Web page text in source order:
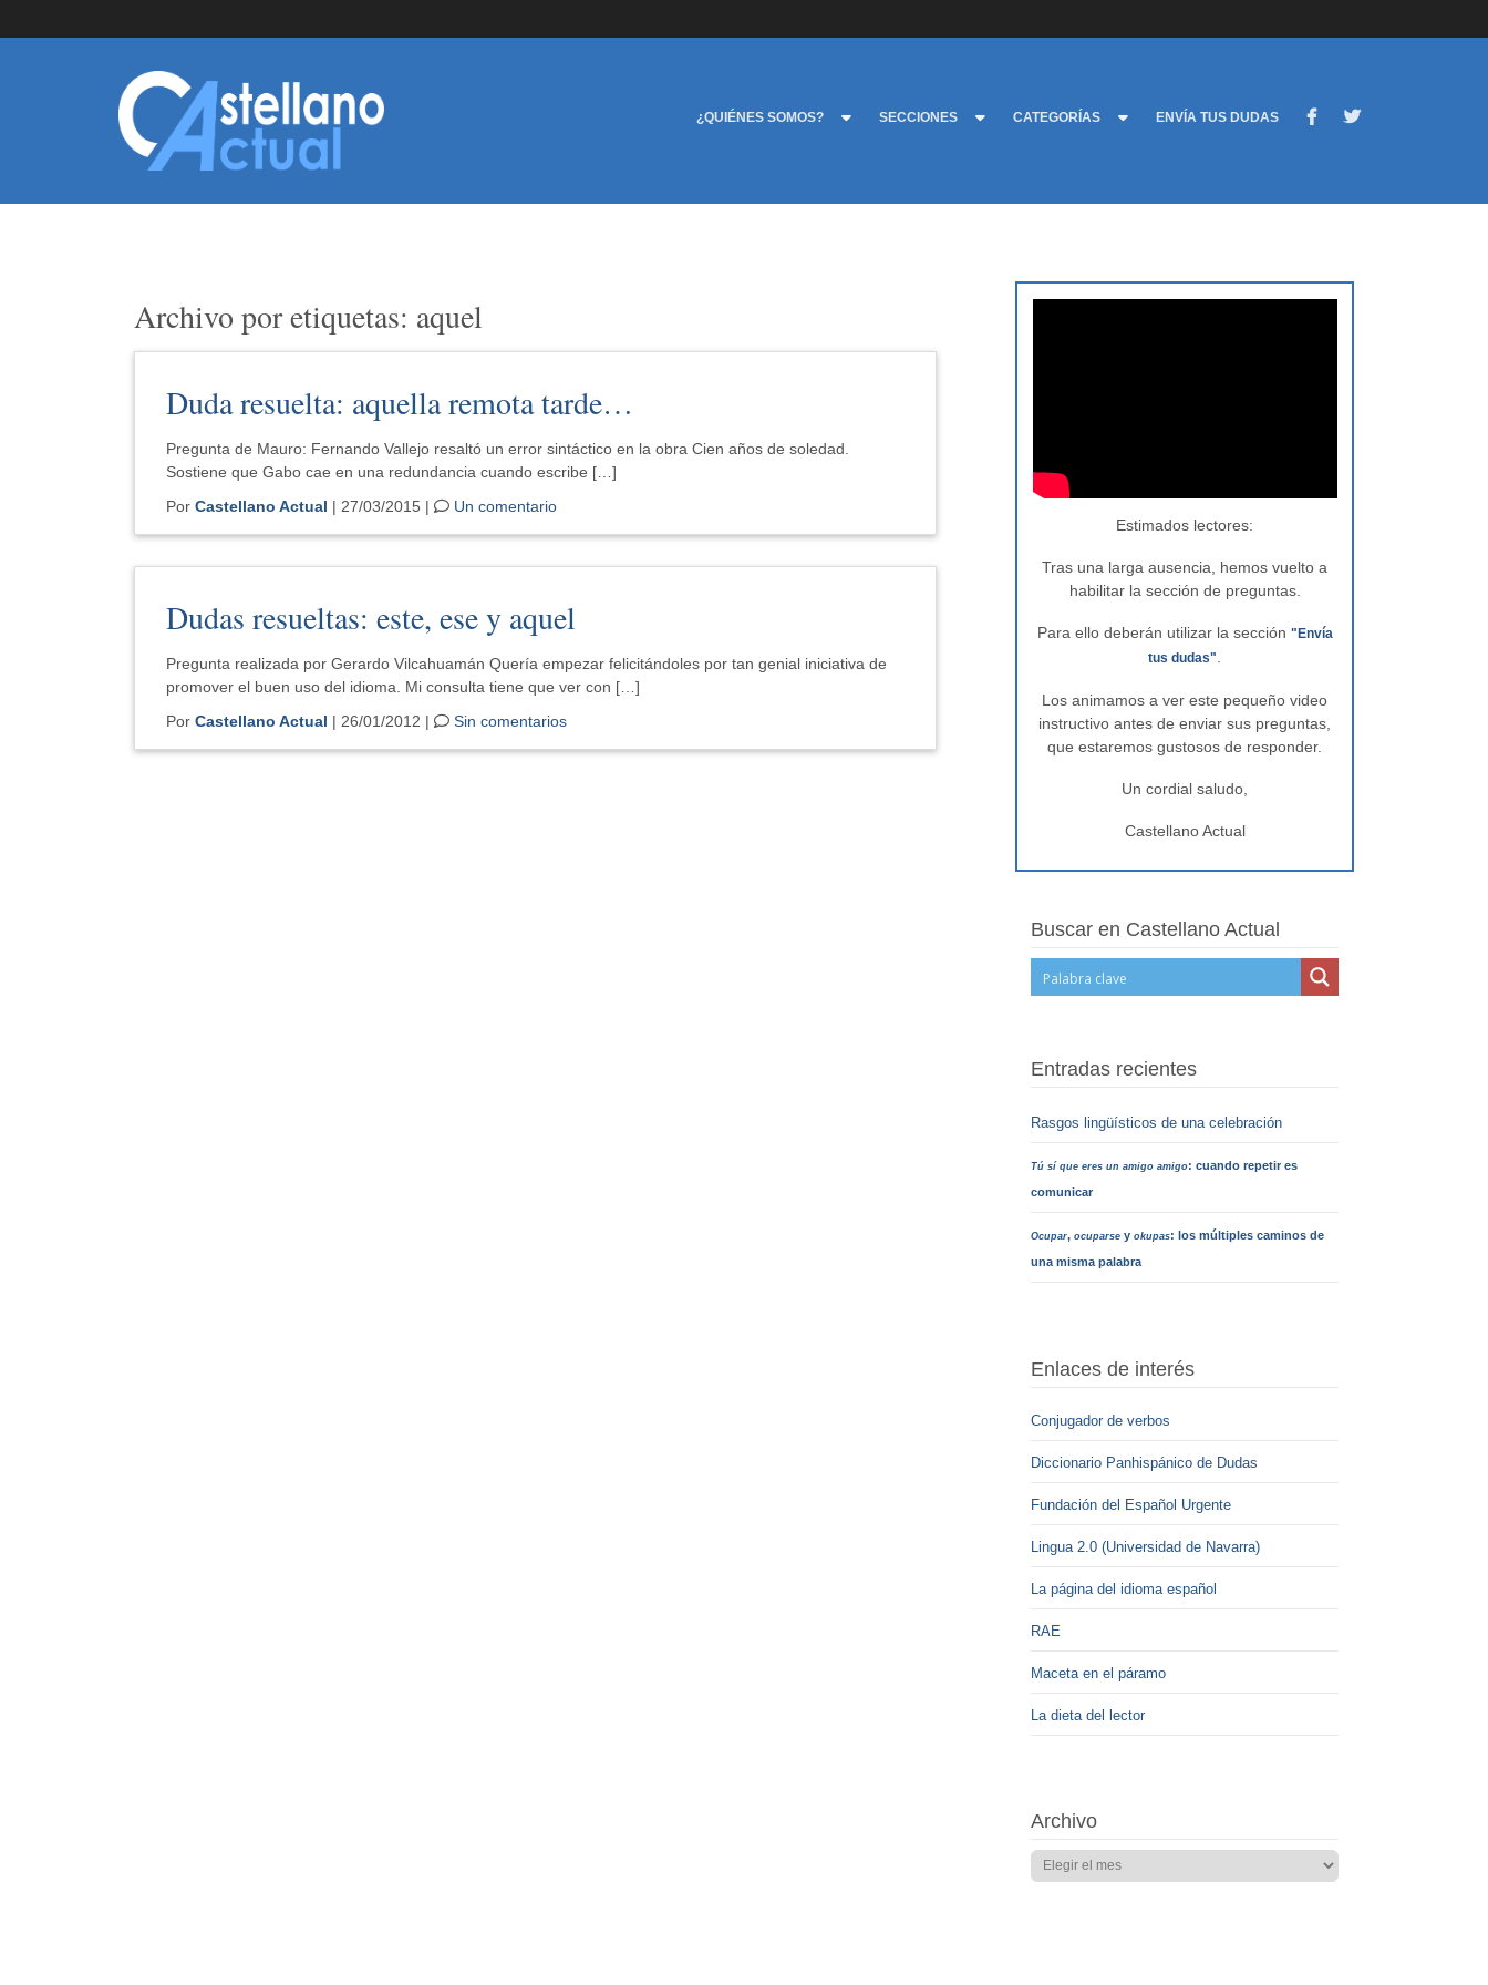
¿QUIÉNES SOMOS? SECCIONES CATEGORÍAS ENVÍA TUS DUDAS
Archivo por etiquetas: aquel
Duda resuelta: aquella remota tarde…
Pregunta de Mauro: Fernando Vallejo resaltó un error sintáctico en la obra Cien años de soledad.
Sostiene que Gabo cae en una redundancia cuando escribe […]
Por Castellano Actual | 27/03/2015 | Un comentario
Dudas resueltas: este, ese y aquel
Pregunta realizada por Gerardo Vilcahuamán Quería empezar felicitándoles por tan genial iniciativa de
promover el buen uso del idioma. Mi consulta tiene que ver con […]
Por Castellano Actual | 26/01/2012 | Sin comentarios
Estimados lectores:
Tras una larga ausencia, hemos vuelto a
habilitar la sección de preguntas.
Para ello deberán utilizar la sección "Envía
tus dudas"
Los animamos a ver este pequeño video
instructivo antes de enviar sus preguntas,
que estaremos gustosos de responder.
Un cordial saludo,
Castellano Actual
Buscar en Castellano Actual
Entradas recientes
Rasgos lingüísticos de una celebración
Tú sí que eres un amigo amigo: cuando repetir es
comunicar
Ocupar, ocuparsey okupas: los múltiples caminos de
una misma palabra
Enlaces de interés
Conjugador de verbos
Diccionario Panhispánico de Dudas
Fundación del Español Urgente
Lingua 2.0 (Universidad de Navarra)
La página del idioma español
RAE
Maceta en el páramo
La dieta del lector
Archivo